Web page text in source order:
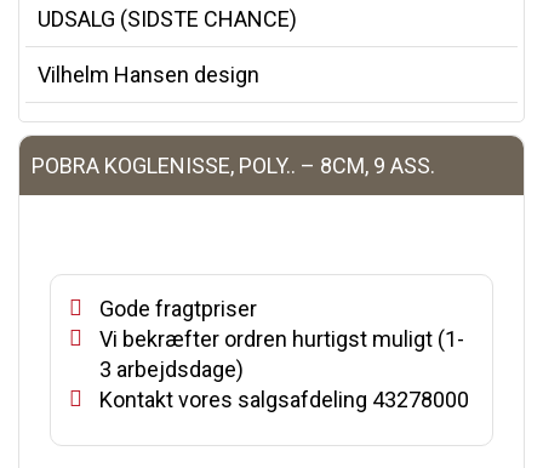
UDSALG (SIDSTE CHANCE)
Vilhelm Hansen design
POBRA KOGLENISSE, POLY.. – 8CM, 9 ASS.
Gode fragtpriser
Vi bekræfter ordren hurtigst muligt (1-
3 arbejdsdage)
Kontakt vores salgsafdeling 43278000